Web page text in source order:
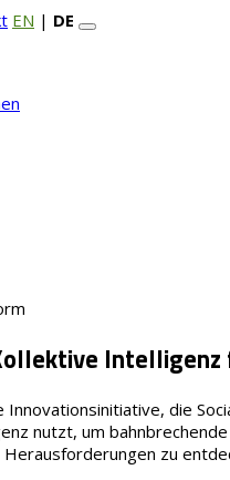
EN | DE
Intelligenz
Innovationsinitiative, die
nutzt, um
Herausforderungen zu